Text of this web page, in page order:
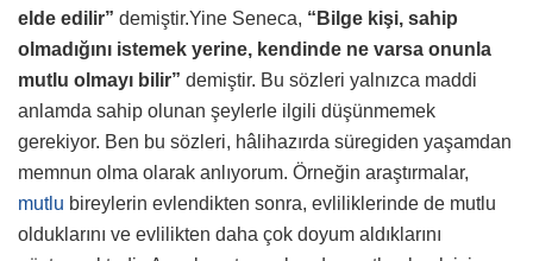
elde edilir” demiştir.Yine Seneca, “Bilge kişi, sahip
olmadığını istemek yerine, kendinde ne varsa onunla
mutlu olmayı bilir” demiştir. Bu sözleri yalnızca maddi
anlamda sahip olunan şeylerle ilgili düşünmemek
gerekiyor. Ben bu sözleri, hâlihazırda süregiden yaşamdan
memnun olma olarak anlıyorum. Örneğin araştırmalar,
mutlu bireylerin evlendikten sonra, evliliklerinde de mutlu
olduklarını ve evlilikten daha çok doyum aldıklarını